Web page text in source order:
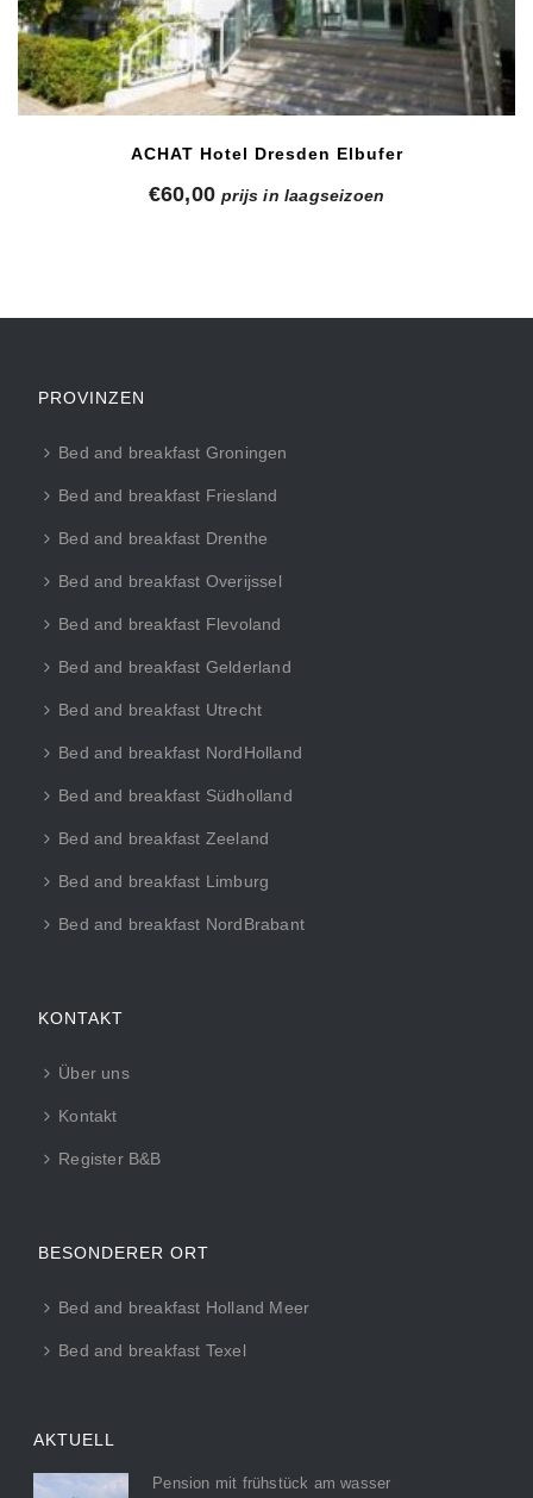
ACHAT Hotel Dresden Elbufer
€60,00 prijs in laagseizoen
PROVINZEN
Bed and breakfast Groningen
Bed and breakfast Friesland
Bed and breakfast Drenthe
Bed and breakfast Overijssel
Bed and breakfast Flevoland
Bed and breakfast Gelderland
Bed and breakfast Utrecht
Bed and breakfast NordHolland
Bed and breakfast Südholland
Bed and breakfast Zeeland
Bed and breakfast Limburg
Bed and breakfast NordBrabant
KONTAKT
Über uns
Kontakt
Register B&B
BESONDERER ORT
Bed and breakfast Holland Meer
Bed and breakfast Texel
AKTUELL
Pension mit frühstück am wasser